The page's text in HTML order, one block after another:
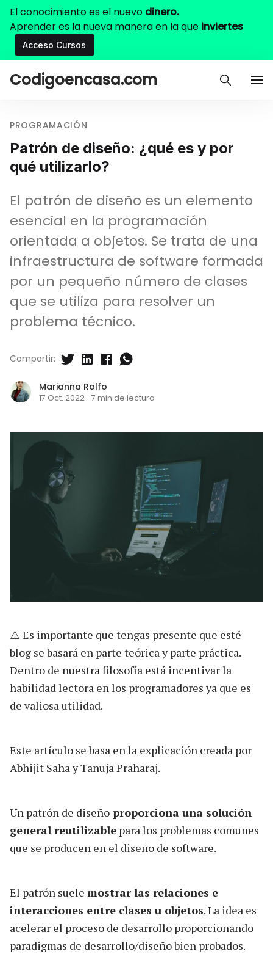
El conocimiento es el nuevo dinero.
Aprender es la nueva manera en la que inviertes
Acceso Cursos
Codigoencasa.com
PROGRAMACIÓN
Patrón de diseño: ¿qué es y por
qué utilizarlo?
El patrón de diseño es un elemento
esencial en la programación
orientada a objetos. Se trata de una
infraestructura de software formada
por un pequeño número de clases
que se utiliza para resolver un
problema técnico.
Marianna Rolfo
17 Oct. 2022 · 7 min de lectura
Compartir:
⚠️ Es importante que tengas presente que esté
blog se basará en parte teórica y parte práctica.
Dentro de nuestra filosofía está incentivar la
habilidad lectora en los programadores ya que es
de valiosa utilidad.
Este artículo se basa en la explicación creada por
Abhijit Saha y Tanuja Praharaj.
Un patrón de diseño proporciona una solución
general reutilizable para los problemas comunes
que se producen en el diseño de software.
El patrón suele mostrar las relaciones e
interacciones entre clases u objetos. La idea es
acelerar el proceso de desarrollo proporcionando
paradigmas de desarrollo/diseño bien probados.